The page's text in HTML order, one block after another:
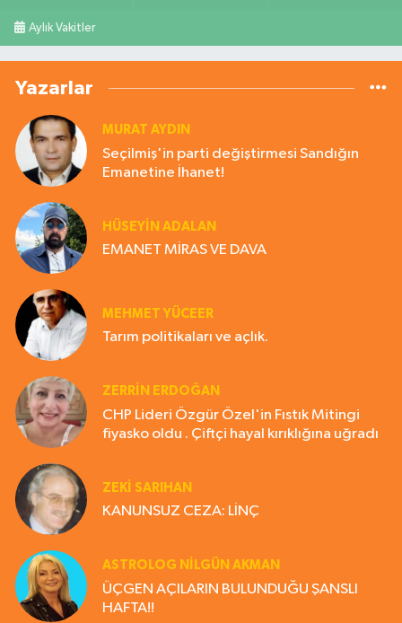
Aylık Vakitler
Yazarlar
MURAT AYDIN
Seçilmiş'in parti değiştirmesi Sandığın
Emanetine İhanet!
HÜSEYIN ADALAN
EMANET MİRAS VE DAVA
MEHMET YÜCEER
Tarım politikaları ve açlık.
ZERRIN ERDOĞAN
CHP Lideri Özgür Özel'in Fıstık Mitingi
fiyasko oldu . Çiftçi hayal kırıklığına uğradı
ZEKI SARIHAN
KANUNSUZ CEZA: LİNÇ
ASTROLOG NILGÜN AKMAN
ÜÇGEN AÇILARIN BULUNDUĞU ŞANSLI
HAFTA!!